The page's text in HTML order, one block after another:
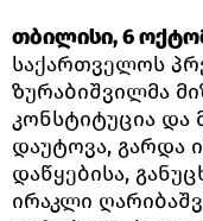
თბილისი, 6
საქართველოს
ზურაბიშვილმა
კონსტიტუცია და
დაუტოვა, გარდა
დაწყებისა,
ირაკლი